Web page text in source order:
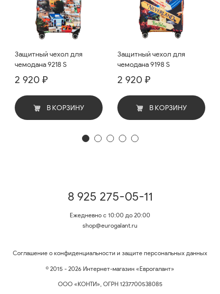
Защитный чехол для
чемодана 9218 S
2 920 ₽
В КОРЗИНУ
Защитный чехол для
чемодана 9198 S
2 920 ₽
В КОРЗИНУ
8 925 275-05-11
Ежедневно с 10:00 до 20:00
shop@eurogalant.ru
Соглашение о конфиденциальности и защите персональных данных
© 2015 - 2026 Интернет-магазин «Еврогалант»
ООО «КОНТИ», ОГРН 1237700538085